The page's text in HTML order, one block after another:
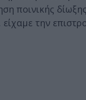
ποινικής
την